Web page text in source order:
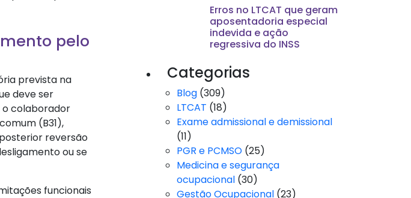
pelo
prevista na
deve ser
o colaborador
(B31),
reversão
ou se
funcionais
Erros no LTCAT que geram
aposentadoria especial
indevida e ação
regressiva do INSS
Categorias
Blog (309)
LTCAT (18)
Exame admissional e demissional
(11)
PGR e PCMSO (25)
Medicina e segurança
ocupacional (30)
Gestão Ocupacional (23)